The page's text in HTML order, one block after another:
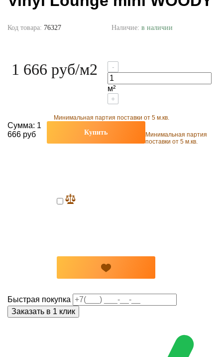
Код товара: 76327 Наличие: в наличии
1 666 руб/м2 -
м²
+
Минимальная партия поставки от 5 м.кв.
Сумма: 1
666 руб
Купить
Минимальная партия
поставки от 5 м.кв.
Быстрая покупка